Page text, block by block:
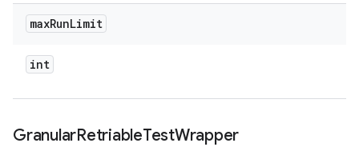
maxRunLimit
int
GranularRetriableTestWrapper